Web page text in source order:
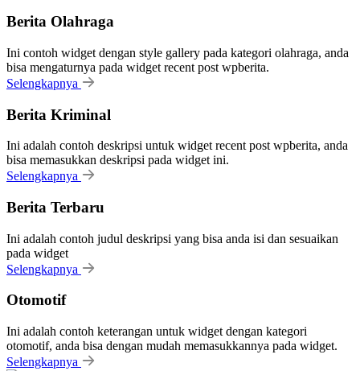
Berita Olahraga
Ini contoh widget dengan style gallery pada kategori olahraga, anda
bisa mengaturnya pada widget recent post wpberita.
Selengkapnya
Berita Kriminal
Ini adalah contoh deskripsi untuk widget recent post wpberita, anda
bisa memasukkan deskripsi pada widget ini.
Selengkapnya
Berita Terbaru
Ini adalah contoh judul deskripsi yang bisa anda isi dan sesuaikan
pada widget
Selengkapnya
Otomotif
Ini adalah contoh keterangan untuk widget dengan kategori
otomotif, anda bisa dengan mudah memasukkannya pada widget.
Selengkapnya